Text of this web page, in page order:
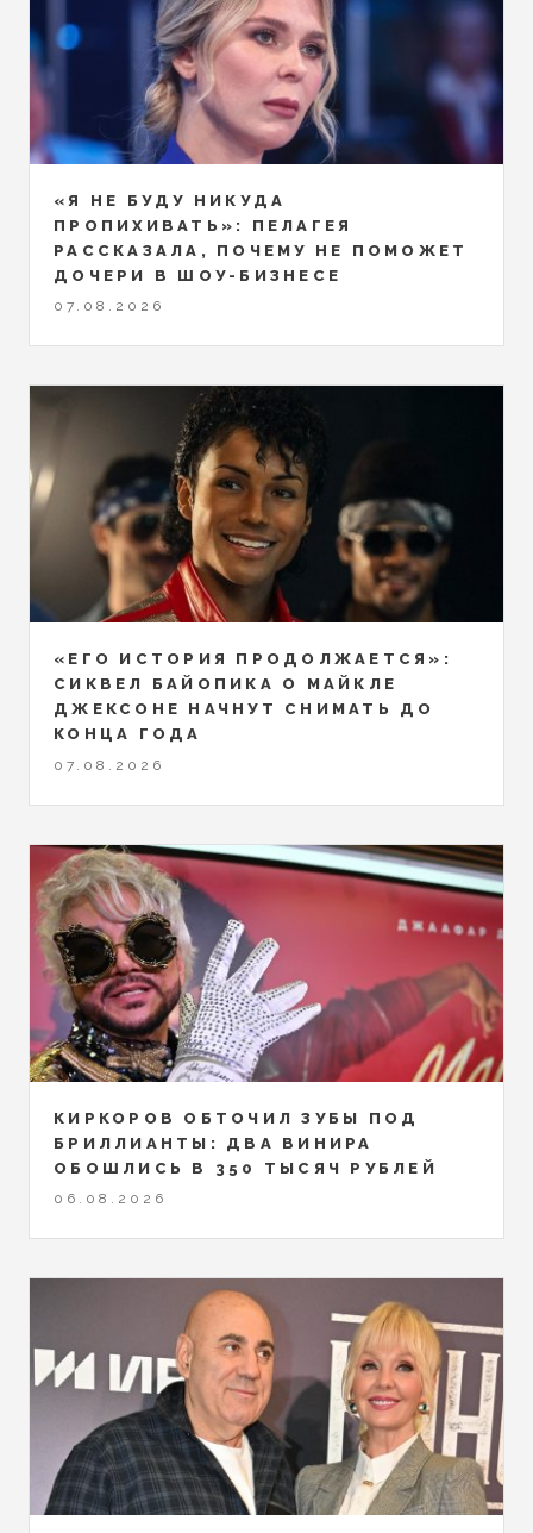
«Я НЕ БУДУ НИКУДА
ПРОПИХИВАТЬ»: ПЕЛАГЕЯ
РАССКАЗАЛА, ПОЧЕМУ НЕ ПОМОЖЕТ
ДОЧЕРИ В ШОУ-БИЗНЕСЕ
07.08.2026
«ЕГО ИСТОРИЯ ПРОДОЛЖАЕТСЯ»:
СИКВЕЛ БАЙОПИКА О МАЙКЛЕ
ДЖЕКСОНЕ НАЧНУТ СНИМАТЬ ДО
КОНЦА ГОДА
07.08.2026
КИРКОРОВ ОБТОЧИЛ ЗУБЫ ПОД
БРИЛЛИАНТЫ: ДВА ВИНИРА
ОБОШЛИСЬ В 350 ТЫСЯЧ РУБЛЕЙ
06.08.2026